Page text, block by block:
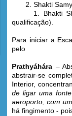
2. Shakti
1. Bhakti
qualificação).
Para iniciar a
pelo
Prathyáhára –
abstrair-se
Interior,
de ligar uma
aeroporto, com
há fingimento -